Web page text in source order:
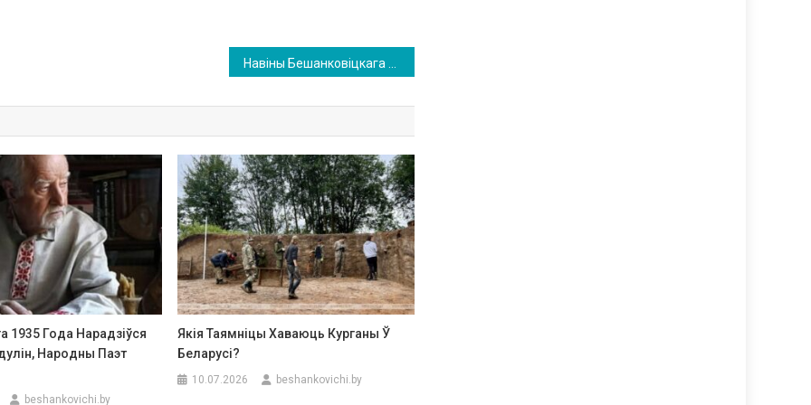
1935 Года Нарадзіўся
Народны Паэт
beshankovichi.by
Якія Таямніцы Хаваюць Курганы Ў
Беларусі?
10.07.2026 beshankovichi.by